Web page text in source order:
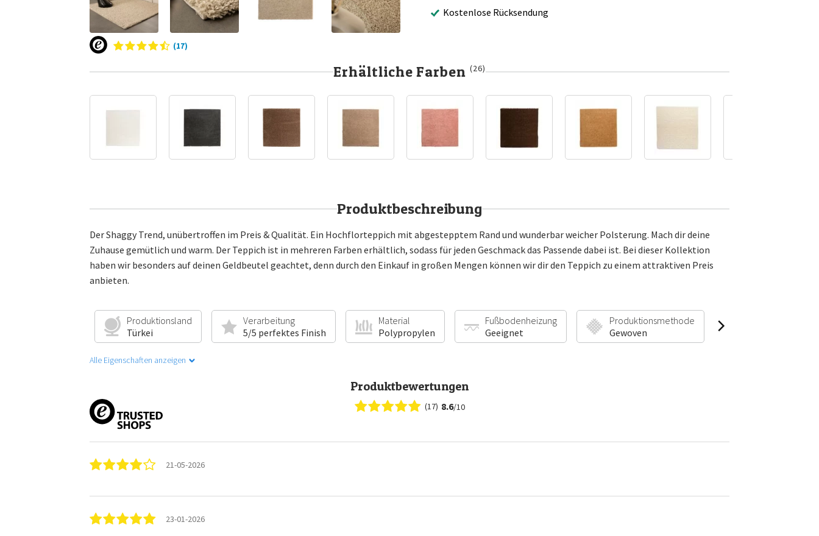
(17)
Kostenlose Rücksendung
Erhältliche Farben(26)
Produktbeschreibung
Der Shaggy Trend, unübertroffen im Preis & Qualität. Ein Hochflorteppich mit abgestepptem Rand und wunderbar weicher Polsterung. Mach dir deine
Zuhause gemütlich und warm. Der Teppich ist in mehreren Farben erhältlich, sodass für jeden Geschmack das Passende dabei ist. Bei dieser Kollektion
haben wir besonders auf deinen Geldbeutel geachtet, denn durch den Einkauf in großen Mengen können wir dir den Teppich zu einem attraktiven Preis
anbieten.
Produktionsland
Türkei
Verarbeitung
5/5 perfektes Finish
Material
Polypropylen
Fußbodenheizung
Geeignet
Produktionsmethode
Gewoven
Alle Eigenschaften anzeigen
Produktbewertungen
(17) 8.6/10
21-05-2026
23-01-2026